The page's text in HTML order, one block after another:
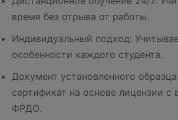
время без отрыва от работы.
Индивидуальный подход:
особенности каждого студента.
Документ установленного
сертификат на основе лицензии
ФРДО.